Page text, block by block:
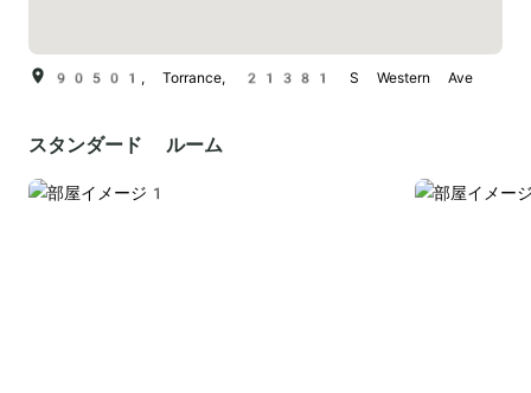
90501, Torrance, 21381 S Western Ave
スタンダード ルーム